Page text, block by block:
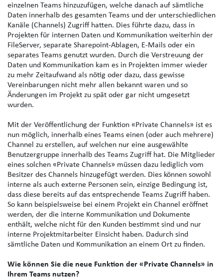
einzelnen Teams hinzuzufügen, welche danach auf sämtliche
Daten innerhalb des gesamten Teams und der unterschiedlichen
Kanäle (Channels) Zugriff hatten. Dies führte dazu, dass in
Projekten für internen Daten und Kommunikation weiterhin der
FileServer, separate Sharepoint-Ablagen, E-Mails oder ein
separates Teams genutzt wurden. Durch die Verstreuung der
Daten und Kommunikation kam es in Projekten immer wieder
zu mehr Zeitaufwand als nötig oder dazu, dass gewisse
Vereinbarungen nicht mehr allen bekannt waren und so
Änderungen im Projekt zu spät oder gar nicht umgesetzt
wurden.
Mit der Veröffentlichung der Funktion «Private Channels» ist es
nun möglich, innerhalb eines Teams einen (oder auch mehrere)
Channel zu erstellen, auf welchen nur eine ausgewählte
Benutzergruppe innerhalb des Teams Zugriff hat. Die Mitglieder
eines solchen «Private Channels» müssen dazu lediglich vom
Besitzer des Channels hinzugefügt werden. Dies können sowohl
interne als auch externe Personen sein, einzige Bedingung ist,
dass diese bereits auf das entsprechende Teams Zugriff haben.
So kann beispielsweise bei einem Projekt ein Channel eröffnet
werden, der die interne Kommunikation und Dokumente
enthält, welche nicht für den Kunden bestimmt sind und nur
interne Projektmitarbeiter Einsicht haben. Dadurch sind
sämtliche Daten und Kommunikation an einem Ort zu finden.
Wie können Sie die neue Funktion der «Private Channels» in
Ihrem Teams nutzen?